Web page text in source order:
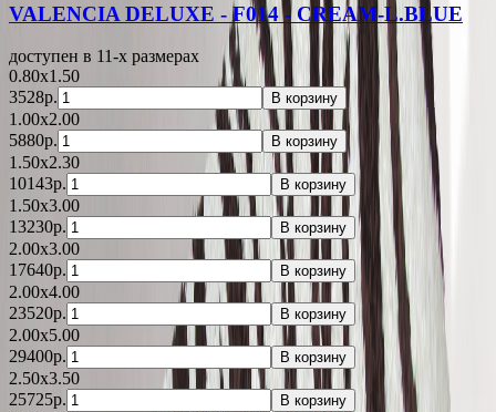
VALENCIA DELUXE - F014 - CREAM-L.BLUE
доступен в 11-x размерах
0.80x1.50
3528р.
В корзину
1.00x2.00
5880р.
В корзину
1.50x2.30
10143р.
В корзину
1.50x3.00
13230р.
В корзину
2.00x3.00
17640р.
В корзину
2.00x4.00
23520р.
В корзину
2.00x5.00
29400р.
В корзину
2.50x3.50
25725р.
В корзину